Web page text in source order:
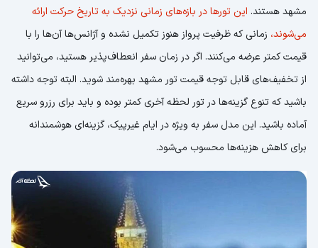
مشهد هستند. این تور‌ها در بازه‌های زمانی نزدیک به تاریخ حرکت ارائه
می‌شوند، زمانی که ظرفیت پرواز هنوز تکمیل نشده و آژانس‌ها آن‌ها را با
قیمت کمتر عرضه می‌کنند. اگر در زمان سفر انعطاف‌پذیر هستید، می‌توانید
از تخفیف‌های قابل توجه قیمت تور مشهد بهره‌مند شوید. البته توجه داشته
باشید که تنوع گزینه‌ها در تور لحظه آخری کمتر بوده و باید برای رزرو سریع
آماده باشید. این مدل سفر به ویژه در ایام غیر‌پیک، گزینه‌ای هوشمندانه
برای کاهش هزینه‌ها محسوب می‌شود.